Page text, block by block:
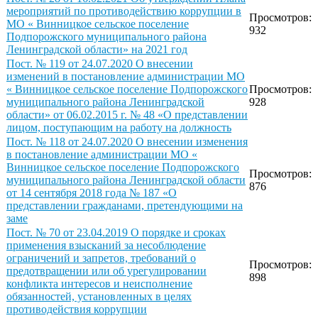
мероприятий по противодействию коррупции в
МО « Винницкое сельское поселение
Подпорожского муниципального района
Ленинградской области» на 2021 год
Просмотров:
932
Пост. № 119 от 24.07.2020 О внесении
изменений в постановление администрации МО
« Винницкое сельское поселение Подпорожского
муниципального района Ленинградской
области» от 06.02.2015 г. № 48 «О представлении
лицом, поступающим на работу на должность
Просмотров:
928
Пост. № 118 от 24.07.2020 О внесении изменения
в постановление администрации МО «
Винницкое сельское поселение Подпорожского
муниципального района Ленинградской области
от 14 сентября 2018 года № 187 «О
представлении гражданами, претендующими на
заме
Просмотров:
876
Пост. № 70 от 23.04.2019 О порядке и сроках
применения взысканий за несоблюдение
ограничений и запретов, требований о
предотвращении или об урегулировании
конфликта интересов и неисполнение
обязанностей, установленных в целях
противодействия коррупции
Просмотров:
898